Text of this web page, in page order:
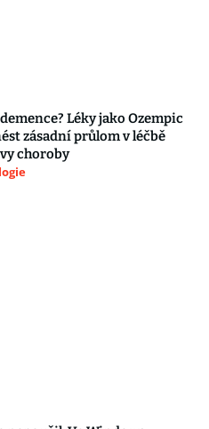
Léky jako Ozempic
zásadní průlom v léčbě
choroby